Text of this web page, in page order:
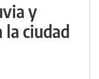
y
la ciudad